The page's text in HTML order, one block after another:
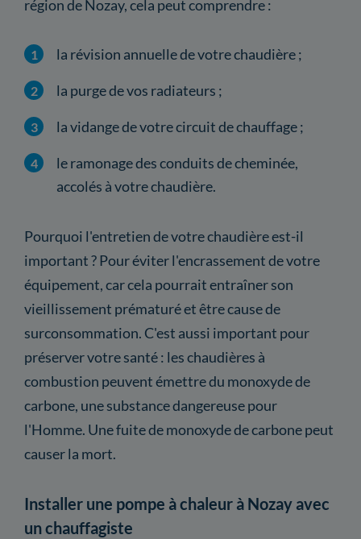
région de Nozay, cela peut comprendre :
la révision annuelle de votre chaudière ;
la purge de vos radiateurs ;
la vidange de votre circuit de chauffage ;
le ramonage des conduits de cheminée,
accolés à votre chaudière.
Pourquoi l'entretien de votre chaudière est-il
important ? Pour éviter l'encrassement de votre
équipement, car cela pourrait entraîner son
vieillissement prématuré et être cause de
surconsommation. C'est aussi important pour
préserver votre santé : les chaudières à
combustion peuvent émettre du monoxyde de
carbone, une substance dangereuse pour
l'Homme. Une fuite de monoxyde de carbone peut
causer la mort.
Installer une pompe à chaleur à Nozay avec
un chauffagiste